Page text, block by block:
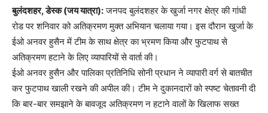
बुलंदशहर, डेस्क (जय यात्रा):जनपद बुलंदशहर के खुर्जा नगर क्षेत्र की गांधी
रोड पर शनिवार को अतिक्रमण मुक्त अभियान चलाया गया। इस दौरान खुर्जा के
ईओ अनवर हुसैन में टीम के साथ क्षेत्र का भ्रमण किया और फुटपाथ से
अतिक्रमण हटाने के लिए व्यापारियों से वार्ता की।
ईओ अनवर हुसैन और पालिका प्रतिनिधि सोनी प्रधान ने व्यापारी वर्ग से बातचीत
कर फुटपाथ खाली रखने की अपील की। टीम ने दुकानदारों को स्पष्ट चेतावनी दी
कि बार-बार समझाने के बावजूद अतिक्रमण न हटाने वालों के खिलाफ सख्त